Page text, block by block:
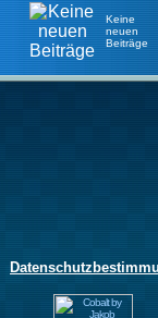
Keine
neuen
Beiträge